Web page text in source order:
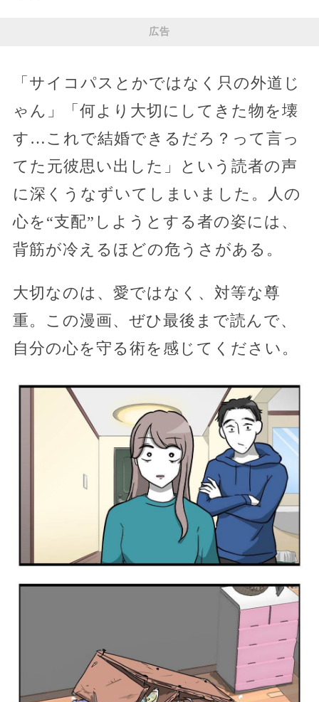
広告
「サイコパスとかではなく只の外道じ
ゃん」「何より大切にしてきた物を壊
す…これで結婚できるだろ？って言っ
てた元彼思い出した」という読者の声
に深くうなずいてしまいました。人の
心を“支配”しようとする者の姿には、
背筋が冷えるほどの危うさがある。
大切なのは、愛ではなく、対等な尊
重。この漫画、ぜひ最後まで読んで、
自分の心を守る術を感じてください。